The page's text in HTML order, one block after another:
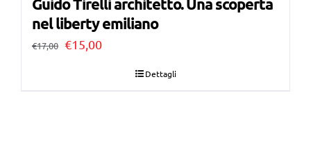
nel liberty emiliano
€17,00 Il
€15,00Il
Dettagli